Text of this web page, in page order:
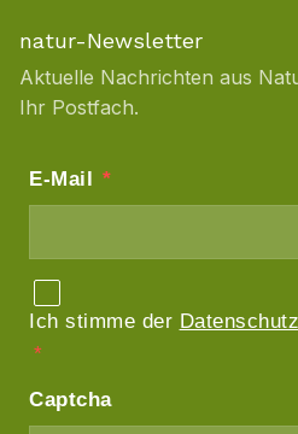
natur-Newsletter
Aktuelle Nachrichten aus
Ihr Postfach.